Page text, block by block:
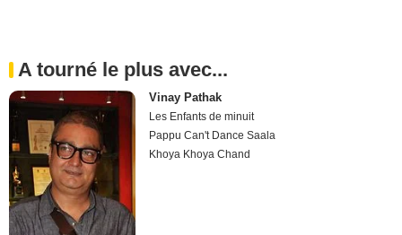
A tourné le plus avec...
Vinay Pathak
Les Enfants de minuit
Pappu Can't Dance Saala
Khoya Khoya Chand